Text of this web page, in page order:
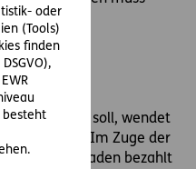
oder
(Tools)
finden
bestehtvorgehen soll, wendet
den Fall. Im Zuge der
Schaden bezahlt